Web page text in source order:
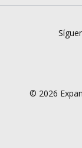
© 2026